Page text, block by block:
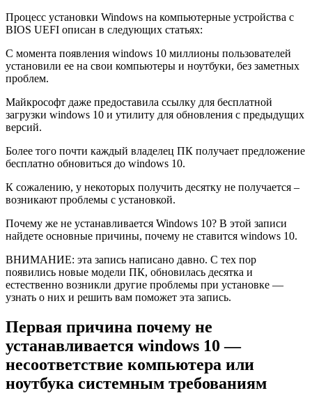
Процесс установки Windows на компьютерные устройства с
BIOS UEFI описан в следующих статьях:
С момента появления windows 10 миллионы пользователей
установили ее на свои компьютеры и ноутбуки, без заметных
проблем.
Майкрософт даже предоставила ссылку для бесплатной
загрузки windows 10 и утилиту для обновления с предыдущих
версий.
Более того почти каждый владелец ПК получает предложение
бесплатно обновиться до windows 10.
К сожалению, у некоторых получить десятку не получается –
возникают проблемы с установкой.
Почему же не устанавливается Windows 10? В этой записи
найдете основные причины, почему не ставится windows 10.
ВНИМАНИЕ: эта запись написано давно. С тех пор
появились новые модели ПК, обновилась десятка и
естественно возникли другие проблемы при установке —
узнать о них и решить вам поможет эта запись.
Первая причина почему не
устанавливается windows 10 —
несоответствие компьютера или
ноутбука системным требованиям